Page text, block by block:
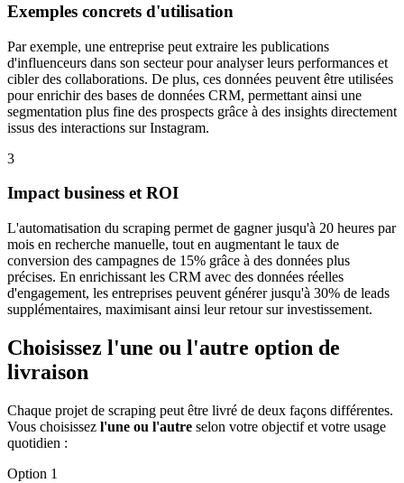
Exemples concrets d'utilisation
Par exemple, une entreprise peut extraire les publications
d'influenceurs dans son secteur pour analyser leurs performances et
cibler des collaborations. De plus, ces données peuvent être utilisées
pour enrichir des bases de données CRM, permettant ainsi une
segmentation plus fine des prospects grâce à des insights directement
issus des interactions sur Instagram.
3
Impact business et ROI
L'automatisation du scraping permet de gagner jusqu'à 20 heures par
mois en recherche manuelle, tout en augmentant le taux de
conversion des campagnes de 15% grâce à des données plus
précises. En enrichissant les CRM avec des données réelles
d'engagement, les entreprises peuvent générer jusqu'à 30% de leads
supplémentaires, maximisant ainsi leur retour sur investissement.
Choisissez l'une ou l'autre option de
livraison
Chaque projet de scraping peut être livré de deux façons différentes.
Vous choisissez l'une ou l'autre selon votre objectif et votre usage
quotidien :
Option 1